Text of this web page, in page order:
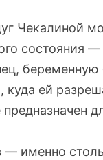
Чекалиной
состояния
куда ей
— именно